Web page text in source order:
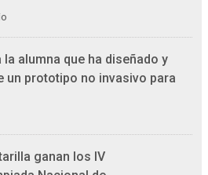
alumna que ha diseñado y
un prototipo no invasivo para
ganan los IV